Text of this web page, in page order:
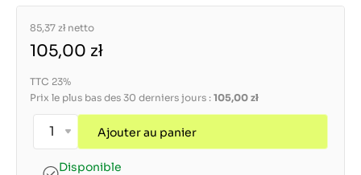
85,37 zł netto
105,00 zł
TTC 23%
Prix le plus bas des 30 derniers jours : 105,00 zł
Ajouter au panier
Disponible